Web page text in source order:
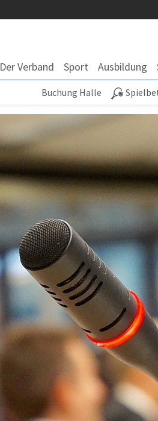
Der Verband Sport Ausbildung
Buchung Halle